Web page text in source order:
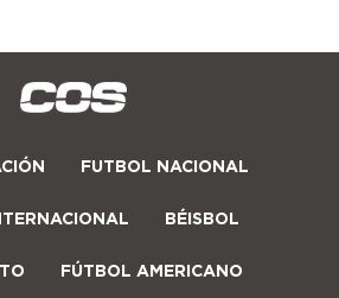
FUTBOL NACIONAL
BÉISBOL
FÚTBOL AMERICANO